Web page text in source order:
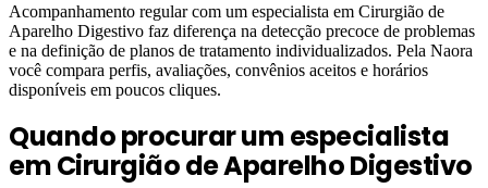
Acompanhamento regular com um especialista em Cirurgião de
Aparelho Digestivo faz diferença na detecção precoce de problemas
e na definição de planos de tratamento individualizados. Pela Naora
você compara perfis, avaliações, convênios aceitos e horários
disponíveis em poucos cliques.
Quando procurar um especialista
emCirurgião de Aparelho Digestivo